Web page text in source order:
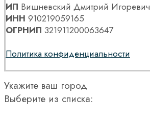
ИП Вишневский Дмитрий Игоревич
ИНН 910219059165
ОГРНИП 321911200063647
Политика конфиденциальности
Укажите ваш город
Выберите из списка: